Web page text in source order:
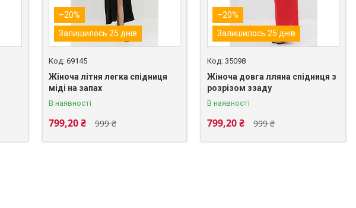
–20%
Залишилось 25 днів
69145
Жіноча літня легка спідниця
міді на запах
В наявності
999 ₴
799,20 ₴
–20%
Залишилось 25 днів
35098
Жіноча довга лляна спідниця з
розрізом ззаду
В наявності
999 ₴
799,20 ₴